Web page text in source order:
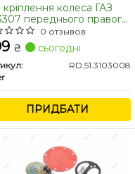
кріплення колеса ГАЗ
переднього правого
наймен., М20хМ)20)
0 отзывов
₴ сьогодні
RD.51.3103008
ПРИДБАТИ